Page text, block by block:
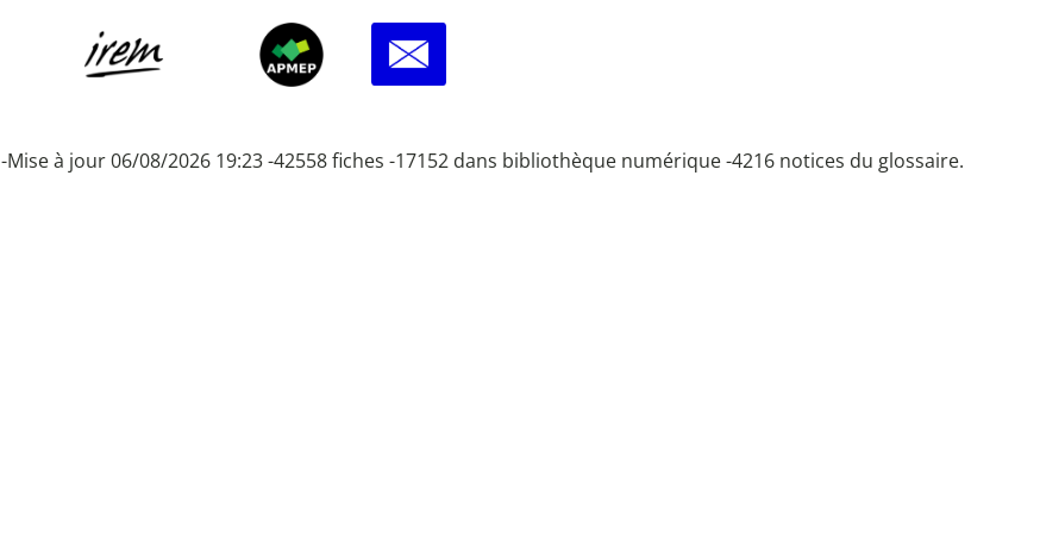
-Mise à jour 06/08/2026 19:23 -42558 fiches -17152 dans bibliothèque numérique -4216 notices du glossaire.